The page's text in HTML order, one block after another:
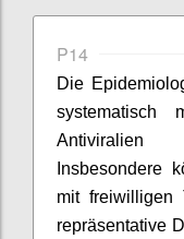
P14
Die
systematisch
Antiviralien
Insbesondere
mit freiwilligen
repräsentative